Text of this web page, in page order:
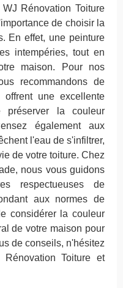
Rénovation Toiture
de choisir la
En effet, une peinture
intempéries, tout en
maison. Pour nos
recommandons de
une excellente
la couleur
également aux
l'eau de s'infiltrer,
de votre toiture. Chez
nous vous guidons
respectueuses de
aux normes de
considérer la couleur
de votre maison pour
de conseils, n'hésitez
Toiture et